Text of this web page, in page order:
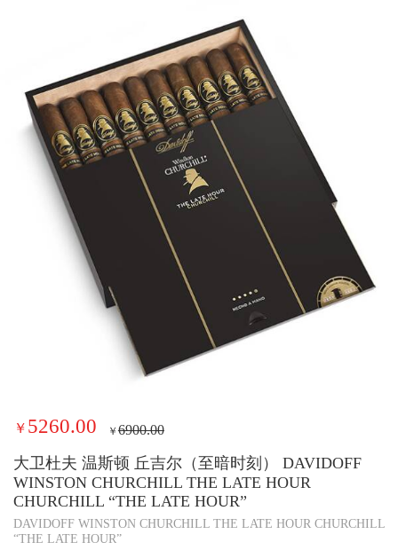
￥ 5260.00 ￥6900.00
大卫杜夫 温斯顿 丘吉尔（至暗时刻） DAVIDOFF
WINSTON CHURCHILL THE LATE HOUR
CHURCHILL “THE LATE HOUR”
DAVIDOFF WINSTON CHURCHILL THE LATE HOUR CHURCHILL
“THE LATE HOUR”